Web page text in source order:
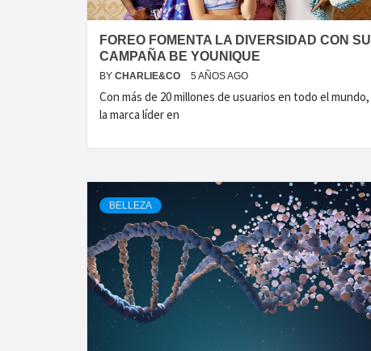
FOREO FOMENTA LA DIVERSIDAD CON SU
CAMPAÑA BE YOUNIQUE
BY CHARLIE&CO 5 AÑOS AGO
Con más de 20 millones de usuarios en todo el mundo,
la marca líder en
BELLEZA